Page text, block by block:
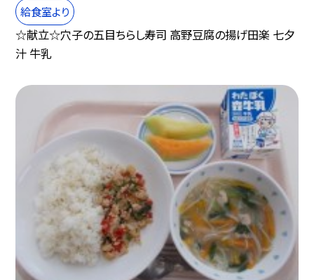
給食室より
☆献立☆穴子の五目ちらし寿司 高野豆腐の揚げ田楽 七夕
汁 牛乳